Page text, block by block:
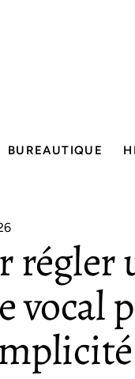
BUREAUTIQUE
régler
vocal